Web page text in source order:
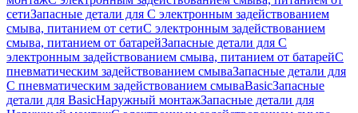
сетиЗапасные детали для С электронным задействованием
смыва, питанием от сетиС электронным задействованием
смыва, питанием от батарейЗапасные детали для С
электронным задействованием смыва, питанием от батарейС
пневматическим задействованием смываЗапасные детали для
С пневматическим задействованием смываBasicЗапасные
детали для BasicНаружный монтажЗапасные детали для